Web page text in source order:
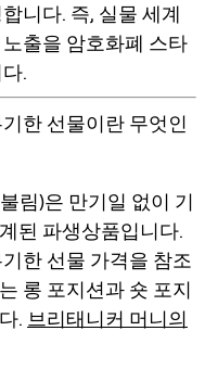
니다. 즉, 실물 세계
출을 암호화폐 스타
.
한 선물이란 무엇인
림)은 만기일 없이 기
된 파생상품입니다.
기한 선물 가격을 참조
롱 포지션과 숏 포지
. 브리태니커 머니의